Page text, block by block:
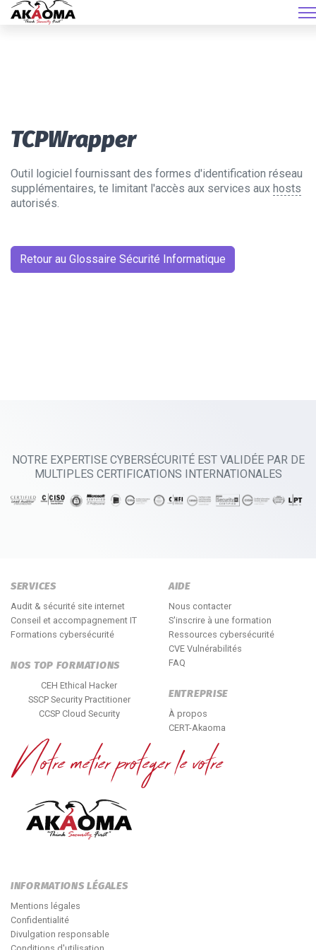
TCPWrapper
Outil logiciel fournissant des formes d'identification réseau
supplémentaires, te limitant l'accès aux services aux hosts
autorisés.
Retour au Glossaire Sécurité Informatique
NOTRE EXPERTISE CYBERSÉCURITÉ EST VALIDÉE PAR DE
MULTIPLES CERTIFICATIONS INTERNATIONALES
SERVICES
Audit & sécurité site internet
Conseil et accompagnement IT
Formations cybersécurité
NOS TOP FORMATIONS
CEH Ethical Hacker
SSCP Security Practitioner
CCSP Cloud Security
AIDE
Nous contacter
S'inscrire à une formation
Ressources cybersécurité
CVE Vulnérabilités
FAQ
ENTREPRISE
À propos
CERT-Akaoma
INFORMATIONS LÉGALES
Mentions légales
Confidentialité
Divulgation responsable